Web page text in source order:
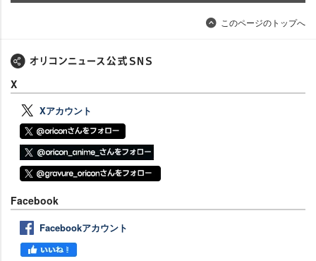
このページのトップへ
X
Xアカウント
Facebook
Facebookアカウント